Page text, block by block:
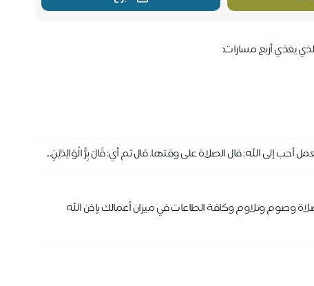
يغذي أربع مسارات:
أحب إلى الله: قال الصلاة على وقتها. قال ثم أي: قَالَ بِرُّ الْوَالِدَيْنِ...
وصوم وتلاوم وكافة الطاعات في ميزان أعمالك بإذن الله